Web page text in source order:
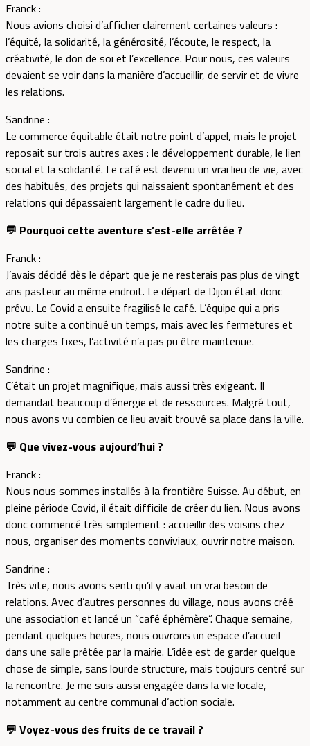
Franck :
Nous avions choisi d’afficher clairement certaines valeurs :
l’équité, la solidarité, la générosité, l’écoute, le respect, la
créativité, le don de soi et l’excellence. Pour nous, ces valeurs
devaient se voir dans la manière d’accueillir, de servir et de vivre
les relations.
Sandrine :
Le commerce équitable était notre point d’appel, mais le projet
reposait sur trois autres axes : le développement durable, le lien
social et la solidarité. Le café est devenu un vrai lieu de vie, avec
des habitués, des projets qui naissaient spontanément et des
relations qui dépassaient largement le cadre du lieu.
💬 Pourquoi cette aventure s’est-elle arrêtée ?
Franck :
J’avais décidé dès le départ que je ne resterais pas plus de vingt
ans pasteur au même endroit. Le départ de Dijon était donc
prévu. Le Covid a ensuite fragilisé le café. L’équipe qui a pris
notre suite a continué un temps, mais avec les fermetures et
les charges fixes, l’activité n’a pas pu être maintenue.
Sandrine :
C’était un projet magnifique, mais aussi très exigeant. Il
demandait beaucoup d’énergie et de ressources. Malgré tout,
nous avons vu combien ce lieu avait trouvé sa place dans la ville.
💬 Que vivez-vous aujourd’hui ?
Franck :
Nous nous sommes installés à la frontière Suisse. Au début, en
pleine période Covid, il était difficile de créer du lien. Nous avons
donc commencé très simplement : accueillir des voisins chez
nous, organiser des moments conviviaux, ouvrir notre maison.
Sandrine :
Très vite, nous avons senti qu’il y avait un vrai besoin de
relations. Avec d’autres personnes du village, nous avons créé
une association et lancé un “café éphémère”. Chaque semaine,
pendant quelques heures, nous ouvrons un espace d’accueil
dans une salle prêtée par la mairie. L’idée est de garder quelque
chose de simple, sans lourde structure, mais toujours centré sur
la rencontre. Je me suis aussi engagée dans la vie locale,
notamment au centre communal d’action sociale.
💬 Voyez-vous des fruits de ce travail ?